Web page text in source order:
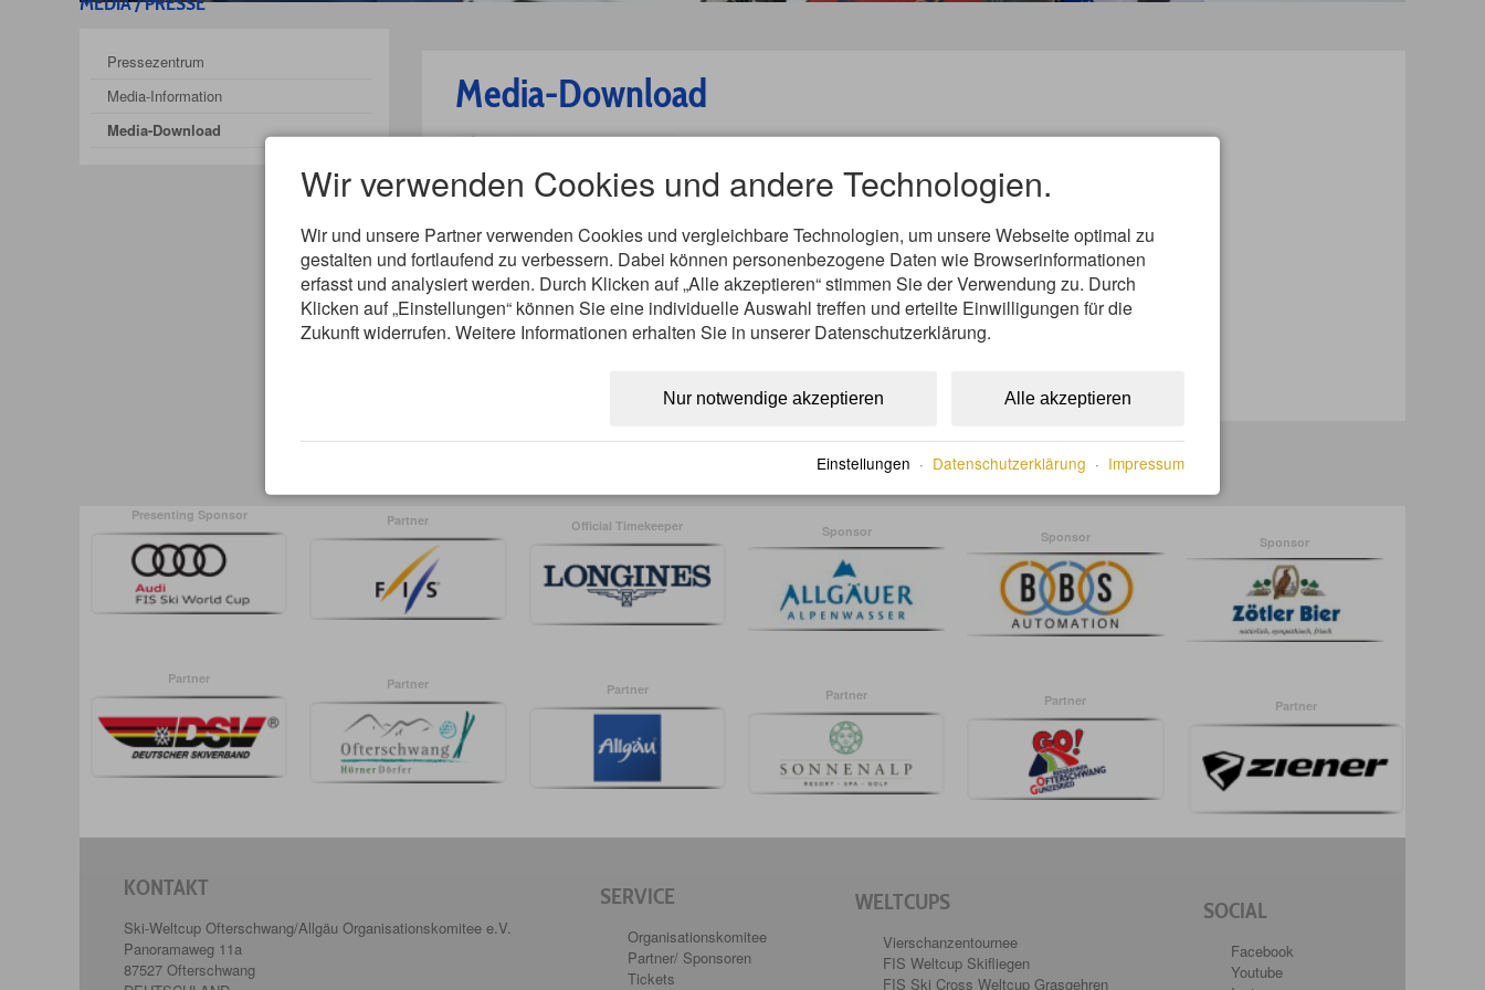
Pressezentrum
Media-Information
Media-Download
Media-Download
Bilder Ski Weltcup
Riesenslalom
Presenting Sponsor Partner Official Timekeeper Sponsor Sponsor Sponsor
Partner Partner Partner Partner Partner Partner
KONTAKT
Ski-Weltcup Ofterschwang/Allgäu Organisationskomitee e.V.
Panoramaweg 11a
87527 Ofterschwang
SERVICE
Organisationskomitee
Partner/ Sponsoren
Tickets
WELTCUPS
Vierschanzentournee
FIS Weltcup Skifliegen
FIS Ski Cross Weltcup Grasgehren
SOCIAL
Facebook
Youtube
Wir verwenden Cookies und andere Technologien.
Wir und unsere Partner verwenden Cookies und vergleichbare Technologien, um unsere Webseite optimal zu
gestalten und fortlaufend zu verbessern. Dabei können personenbezogene Daten wie Browserinformationen
erfasst und analysiert werden. Durch Klicken auf „Alle akzeptieren“ stimmen Sie der Verwendung zu. Durch
Klicken auf „Einstellungen“ können Sie eine individuelle Auswahl treffen und erteilte Einwilligungen für die
Zukunft widerrufen. Weitere Informationen erhalten Sie in unserer Datenschutzerklärung.
Alle akzeptieren
Nur notwendige akzeptieren
Einstellungen · Datenschutzerklärung · Impressum